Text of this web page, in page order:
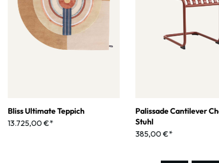
Bliss Ultimate Teppich
13.725,00 €*
Palissade Cantilever
Stuhl
385,00 €*